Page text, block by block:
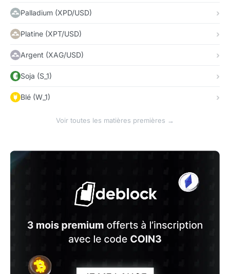
Palladium (XPD/USD)
Platine (XPT/USD)
Argent (XAG/USD)
Soja (S_1)
Blé (W_1)
Voir toutes les matières premières →